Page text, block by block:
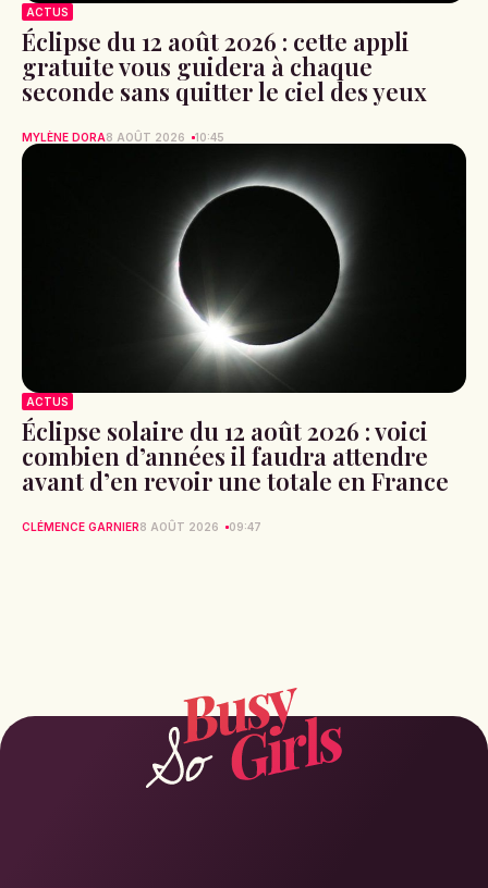
ACTUS
Éclipse du 12 août 2026 : cette appli
gratuite vous guidera à chaque
seconde sans quitter le ciel des yeux
MYLÈNE DORA8 AOÛT 2026 10:45
ACTUS
Éclipse solaire du 12 août 2026 : voici
combien d’années il faudra attendre
avant d’en revoir une totale en France
CLÉMENCE GARNIER8 AOÛT 2026 09:47